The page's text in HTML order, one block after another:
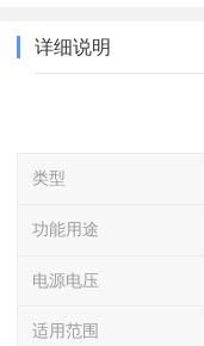
详细说明
类型
功能用途
电源电压
适用范围